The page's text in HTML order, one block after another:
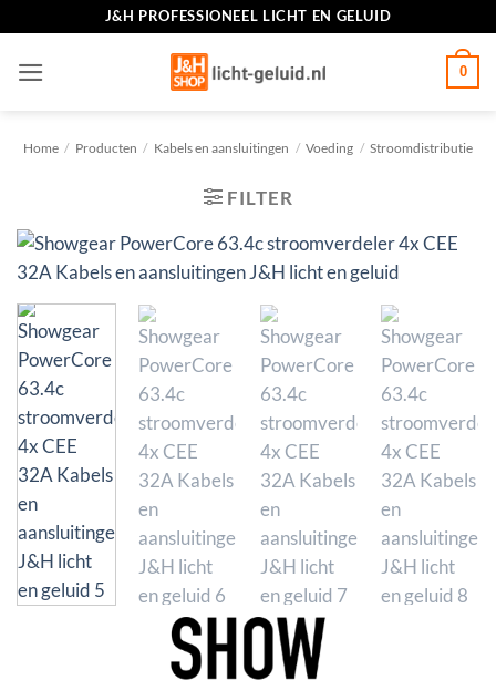
inhoud
J&H PROFESSIONEEL LICHT EN GELUID
0
Home / Producten / Kabels en aansluitingen / Voeding / Stroomdistributie
FILTER